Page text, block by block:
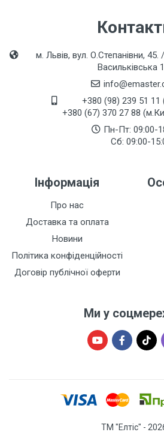
м. Львів, вул. О.Степанівни, 45.
Васильківська
+380 (98) 239 51 11
+380 (67) 370 27 88
Пн-Пт: 09:00-
Сб: 09:00-
Інформація
Про нас
Доставка та оплата
Новини
Політика конфіденційності
Договір публічної оферти
Ми у
ТМ "Елтіс" -